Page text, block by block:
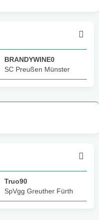
BRANDYWINE0
SC Preußen Münster
Truo90
SpVgg Greuther Fürth